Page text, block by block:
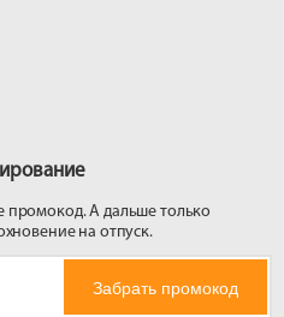
промокод. А дальше только
на отпуск.
Забрать промокод